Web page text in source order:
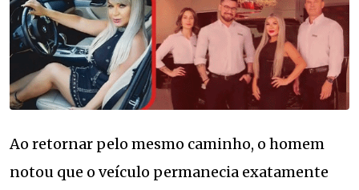
Ao retornar pelo mesmo caminho, o homem
notou que o veículo permanecia exatamente